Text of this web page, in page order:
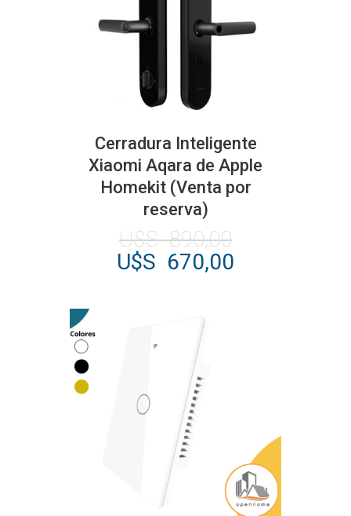
Cerradura Inteligente
Xiaomi Aqara de Apple
Homekit (Venta por
reserva)
U$S890,00El
precio
U$S 670,00